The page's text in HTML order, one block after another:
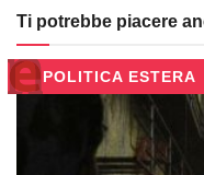
Ti potrebbe piacere
POLITICA ESTERA